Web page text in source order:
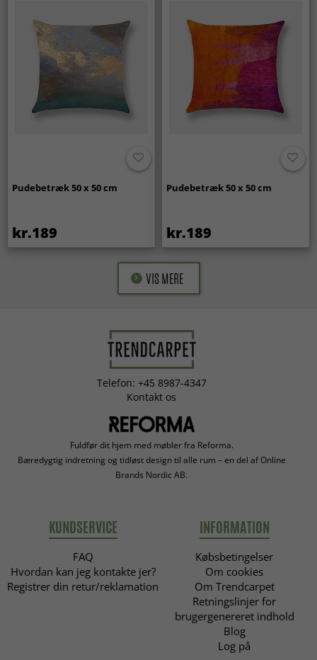
Pudebetræk 50 x 50 cm
kr.189
Pudebetræk 50 x 50 cm
kr.189
VIS MERE
Telefon: +45 8987-4347
Kontakt os
Fuldfør dit hjem med møbler fra Reforma.
Bæredygtig indretning og tidløst design til alle rum – en del af Online
Brands Nordic AB.
KUNDSERVICE
FAQ
Hvordan kan jeg kontakte jer?
Registrer din retur/reklamation
INFORMATION
Købsbetingelser
Om cookies
Om Trendcarpet
Retningslinjer for
brugergenereret indhold
Blog
Log på